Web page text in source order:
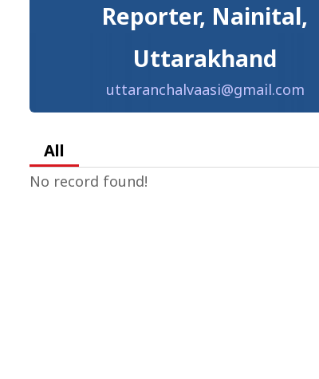
Reporter, Nainital,
Uttarakhand
uttaranchalvaasi@gmail.com
All
No record found!